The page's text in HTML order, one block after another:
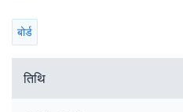
बोर्ड
तिथि